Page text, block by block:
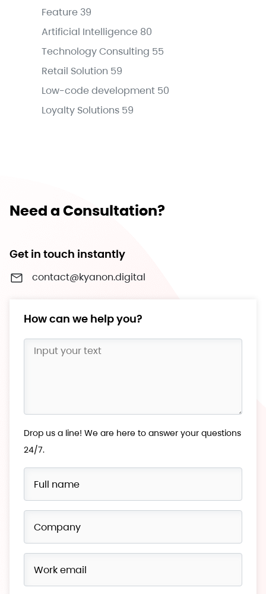
Feature 39
Artificial Intelligence 80
Technology Consulting 55
Retail Solution 59
Low-code development 50
Loyalty Solutions 59
Need a Consultation?
Get in touch instantly
contact@kyanon.digital
How can we help you?
Drop us a line! We are here to answer your questions
24/7.